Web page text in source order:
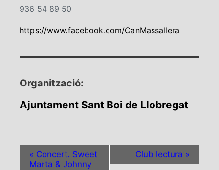
936 54 89 50
https://www.facebook.com/CanMassallera
Organització:
Ajuntament Sant Boi de Llobregat
« Concert. Sweet
Marta & Johnny
Club lectura »